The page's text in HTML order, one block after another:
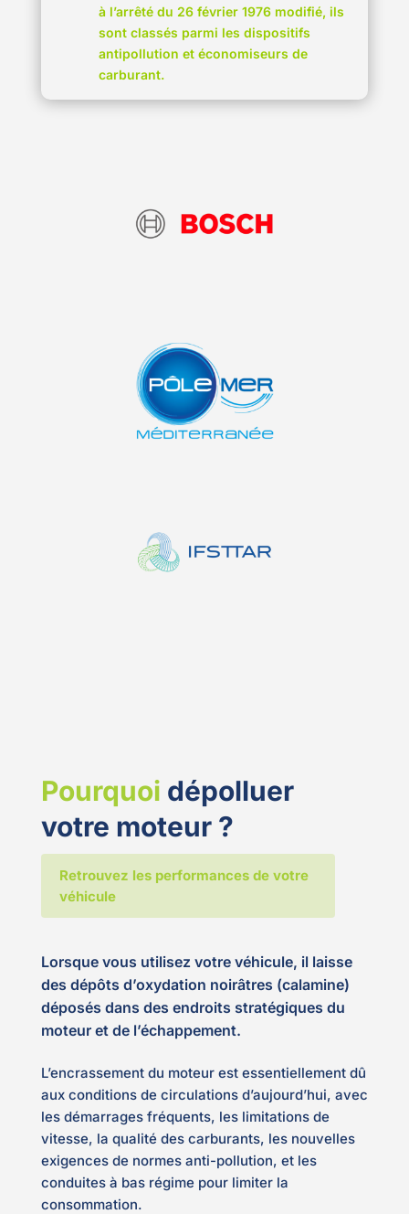
à l’arrêté du 26 février 1976 modifié, ils
sont classés parmi les dispositifs
antipollution et économiseurs de
carburant.
Pourquoi dépolluer
votre moteur ?
Retrouvez les performances de votre
véhicule
Lorsque vous utilisez votre véhicule, il laisse
des dépôts d’oxydation noirâtres (calamine)
déposés dans des endroits stratégiques du
moteur et de l’échappement.
L’encrassement du moteur est essentiellement dû
aux conditions de circulations d’aujourd’hui, avec
les démarrages fréquents, les limitations de
vitesse, la qualité des carburants, les nouvelles
exigences de normes anti-pollution, et les
conduites à bas régime pour limiter la
consommation.